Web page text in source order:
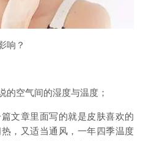
响？
的空气间的湿度与温度；
文章里面写的就是皮肤喜欢的
，又适当通风，一年四季温度